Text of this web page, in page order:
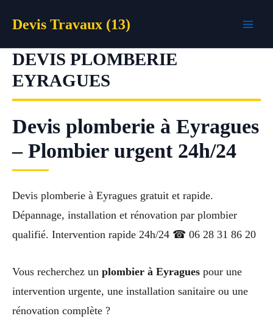
Devis Travaux (13)
DEVIS PLOMBERIE
EYRAGUES
Devis plomberie à Eyragues
– Plombier urgent 24h/24
Devis plomberie à Eyragues gratuit et rapide.
Dépannage, installation et rénovation par plombier
qualifié. Intervention rapide 24h/24 ☎ 06 28 31 86 20
Vous recherchez un plombier à Eyragues pour une
intervention urgente, une installation sanitaire ou une
rénovation complète ?